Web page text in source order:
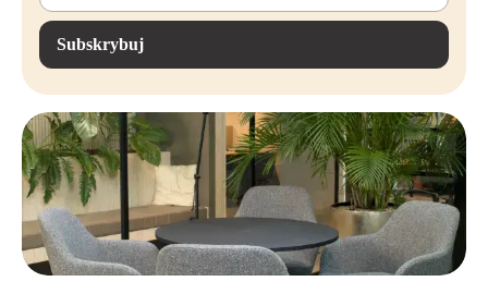
voor dynamische werkomgevingen dankzij het intuïtieve instelsysteem.
Dan is er ook de RH Extend, een toegankelijke bureaustoel die eenvoud
en ergonomie slim combineert. Dit model is ideaal voor wie op zoek is
naar een betrouwbare en comfortabele basisstoel met RH-kwaliteit.
Alle modellen binnen het RH-assortiment zijn ontworpen met oog
voorluxe, duurzaamheid en ergonomie. Welke stoel je ook kiest, je
weet zeker dat je investeert in kwaliteit en comfort.
Aangeraden door ergonomen en
fysiotherapeuten
RH bureaustoelen zijn al jarenlang een begrip onder ergonomen,
Subskrybuj